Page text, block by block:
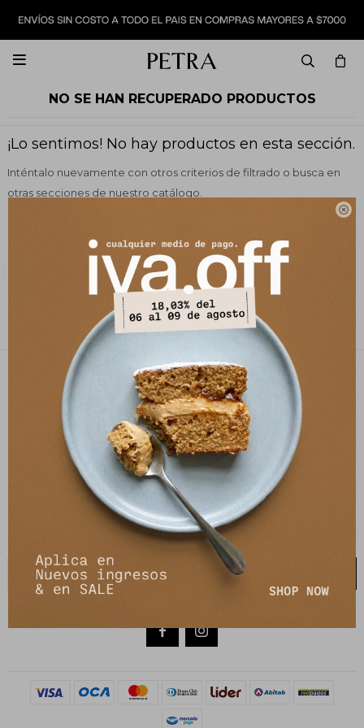


NO SE HAN RECUPERADO PRODUCTOS
¡Lo sentimos! No hay productos en esta sección.
Inténtalo nuevamente con otros criterios de filtrado o busca en
otras secciones de nuestro catálogo.
Vestimenta
Sweaters y sacos
Quitar filtros
Te recomendamos quitar: Color:Terracota
PETRA STORE
27141061 - 099 747 832
21 de setiembre 2895, Montevideo
shop@petrastore.com.uy
De lunes a sábados de 11 a 20hs
NEWSLETTER
¡Suscribite y recibí todas nuestras novedades!
 